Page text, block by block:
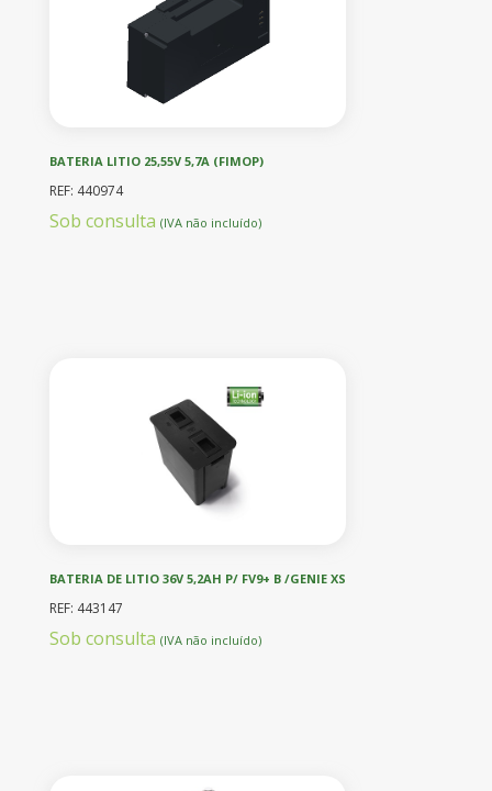
BATERIA LITIO 25,55V 5,7A (FIMOP)
REF: 440974
Sob consulta (IVA não incluído)
BATERIA DE LITIO 36V 5,2AH P/ FV9+ B /GENIE XS
REF: 443147
Sob consulta (IVA não incluído)